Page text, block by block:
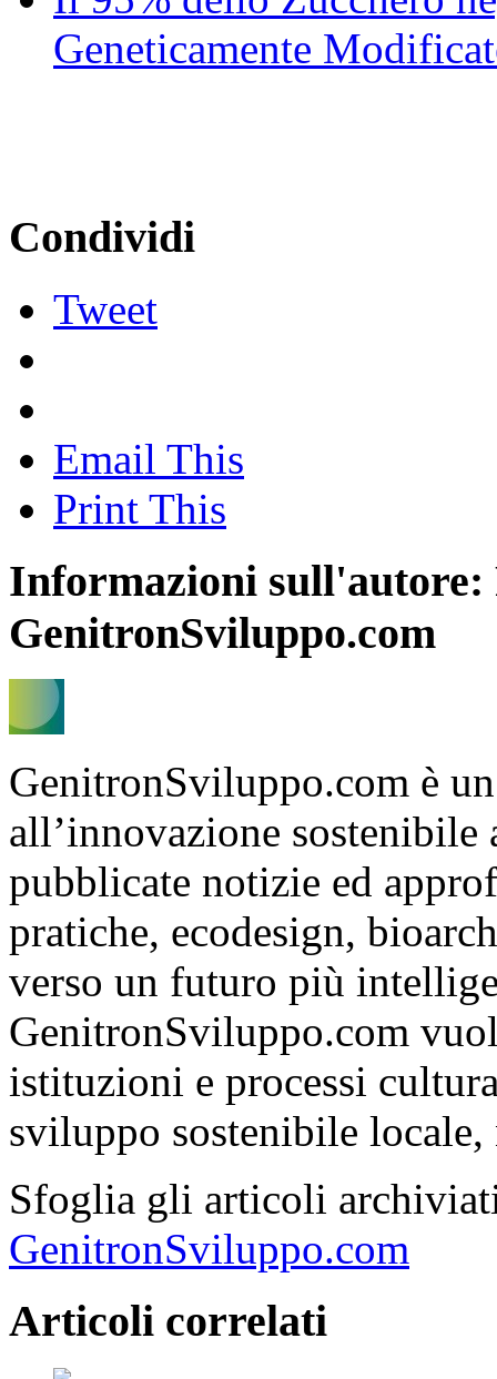
Geneticamente
Condividi
Tweet
Email This
Print This
Informazioni sull'autore:
GenitronSviluppo.com
GenitronSviluppo.com è
all’innovazione sostenibile
pubblicate notizie ed
pratiche, ecodesign,
verso un futuro più
GenitronSviluppo.com
istituzioni e processi
sviluppo sostenibile locale,
Sfoglia gli articoli
GenitronSviluppo.com
Articoli correlati